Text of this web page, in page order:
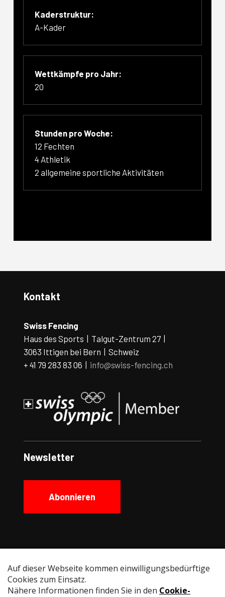
Kaderstruktur:
A-Kader
Wettkämpfe pro Jahr:
20
Stunden pro Woche:
12 Fechten
4 Athletik
2 allgemeine sportliche Aktivitäten
Kontakt
Swiss Fencing
Haus des Sports | Talgut-Zentrum 27 |
3063 Ittigen bei Bern | Schweiz
+ 41 79 283 83 06 | info@swiss-fencing.ch
Newsletter
Abonnieren
Instagram Facebook